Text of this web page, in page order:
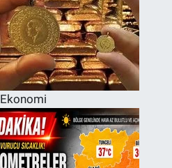
Ekonomi